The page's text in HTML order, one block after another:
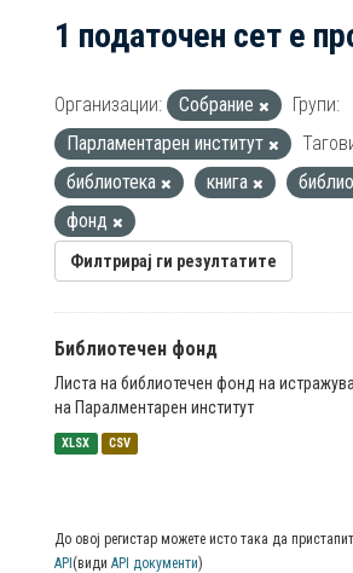
1 податочен сет е
Организации: Собрание
Групи:
Парламентарен институт
библиотека
книга
фонд
Филтрирај ги резултатите
Библиотечен фонд
Листа на библиотечен фонд на
на Паралментарен институт
XLSX CSV
До овој регистар можете исто така да
API (види API документи)